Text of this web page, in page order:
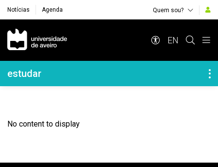
Notícias Agenda Quem sou?
Navegação Principal
EN
Navegação Lateral
estudar
No content to display